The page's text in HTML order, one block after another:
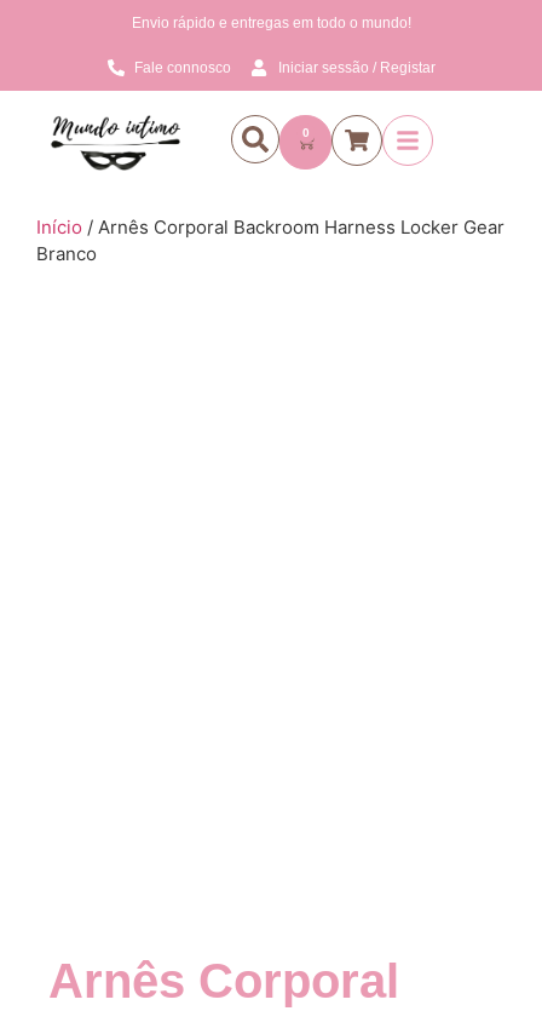
Envio rápido e entregas em todo o mundo!
Fale connosco Iniciar sessão / Registar
0
Início / Arnês Corporal Backroom Harness Locker Gear
Branco
Arnês Corporal